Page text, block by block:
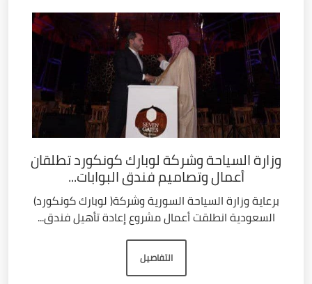
وزارة السياحة وشركة لوبارك كونكورد تطلقان
أعمال وتصاميم فندق البوابات...
برعاية وزارة السياحة السورية وشركة( لوبارك كونكورد)
السعودية انطلقت أعمال مشروع إعادة تأهيل فندق...
التفاصيل